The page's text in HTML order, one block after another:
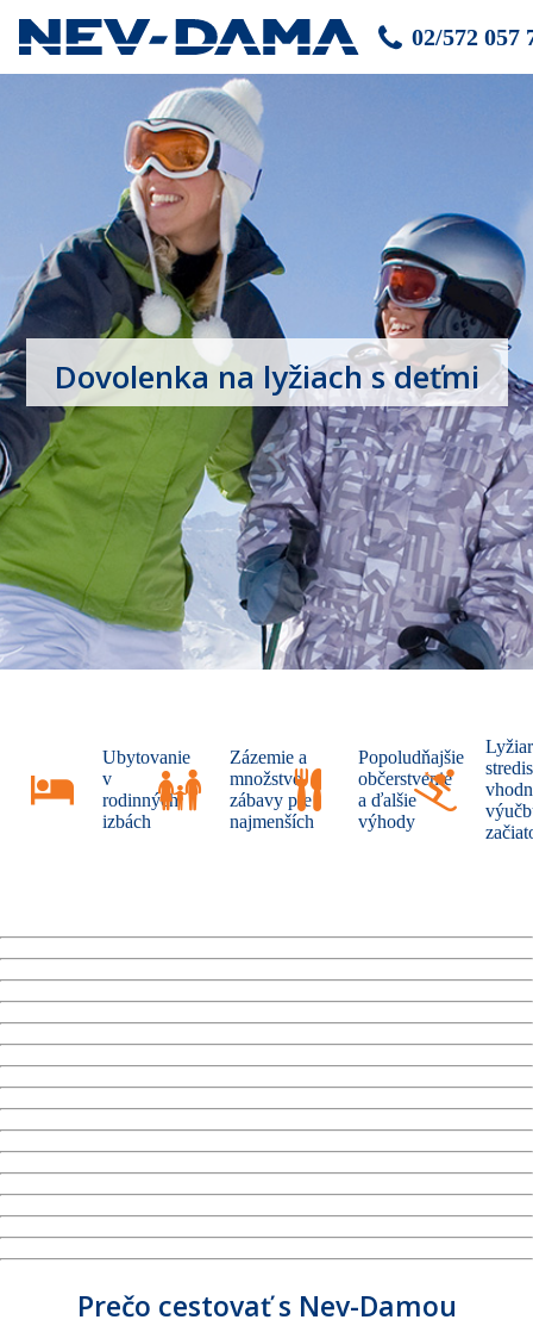
02/572 057
Dovolenka na lyžiach s deťmi
Ubytovanie
v
rodinných
izbách
Zázemie a
množstvo
zábavy pre
najmenších
Popoludňajšie
občerstvenie
a ďalšie
výhody
Prečo cestovať s Nev-Damou